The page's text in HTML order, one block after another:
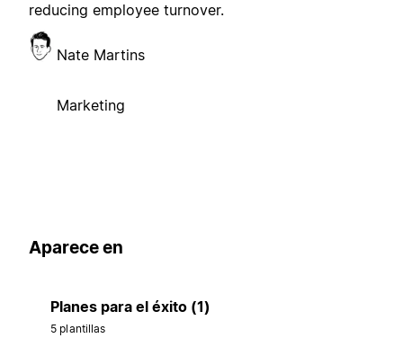
reducing employee turnover.
Nate Martins
Marketing
Aparece en
Planes para el éxito (1)
5 plantillas